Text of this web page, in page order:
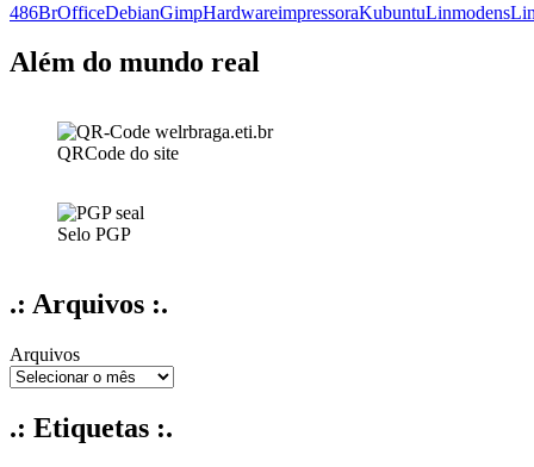
486BrOfficeDebianGimpHardwareimpressoraKubuntuLinmodens
Além do mundo real
QRCode do site
Selo PGP
.: Arquivos :.
Arquivos
.: Etiquetas :.